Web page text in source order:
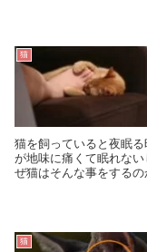
猫
猫を飼っていると夜眠
が地味に痛くて眠れな
ぜ猫はそんな事をするの
猫